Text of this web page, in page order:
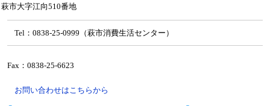
萩市大字江向510番地
Tel：0838-25-0999（萩市消費生活センター）
Fax：0838-25-6623
お問い合わせはこちらから